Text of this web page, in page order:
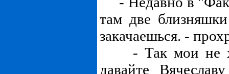
там две
закачаешься. -
- Так мои не
давайте